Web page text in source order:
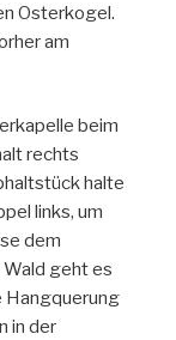
Osterkogel.
am
beim
rechts
halte
links, um
dem
geht es
Hangquerung
in der